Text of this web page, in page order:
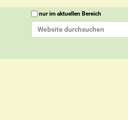
Website durchsuchen
nur im aktuellen Bereich